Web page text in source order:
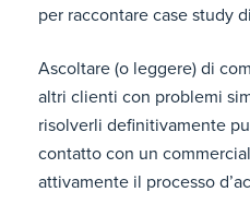
per raccontare case study
Ascoltare (o leggere) di
altri clienti con problemi
risolverli definitivamente
contatto con un
attivamente il processo